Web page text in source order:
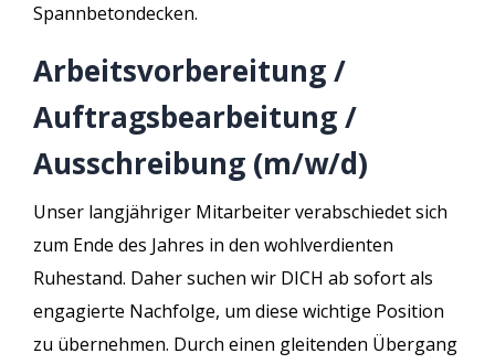
Spannbetondecken.
Arbeitsvorbereitung /
Auftragsbearbeitung /
Ausschreibung (m/w/d)
Unser langjähriger Mitarbeiter verabschiedet sich
zum Ende des Jahres in den wohlverdienten
Ruhestand. Daher suchen wir DICH ab sofort als
engagierte Nachfolge, um diese wichtige Position
zu übernehmen. Durch einen gleitenden Übergang